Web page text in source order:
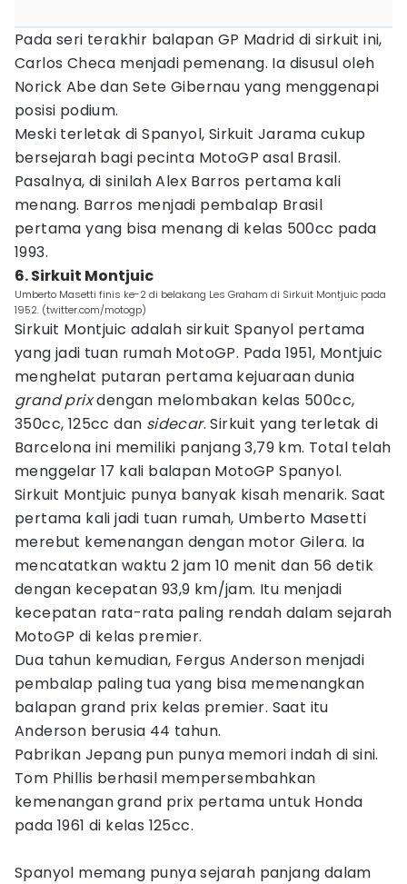
Pada seri terakhir balapan GP Madrid di sirkuit ini,
Carlos Checa menjadi pemenang. Ia disusul oleh
Norick Abe dan Sete Gibernau yang menggenapi
posisi podium.
Meski terletak di Spanyol, Sirkuit Jarama cukup
bersejarah bagi pecinta MotoGP asal Brasil.
Pasalnya, di sinilah Alex Barros pertama kali
menang. Barros menjadi pembalap Brasil
pertama yang bisa menang di kelas 500cc pada
1993.
6. Sirkuit Montjuic
Umberto Masetti finis ke-2 di belakang Les Graham di Sirkuit Montjuic pada
1952. (twitter.com/motogp)
Sirkuit Montjuic adalah sirkuit Spanyol pertama
yang jadi tuan rumah MotoGP. Pada 1951, Montjuic
menghelat putaran pertama kejuaraan dunia
grand prixdengan melombakan kelas 500cc,
350cc, 125cc dan sidecar. Sirkuit yang terletak di
Barcelona ini memiliki panjang 3,79 km. Total telah
menggelar 17 kali balapan MotoGP Spanyol.
Sirkuit Montjuic punya banyak kisah menarik. Saat
pertama kali jadi tuan rumah, Umberto Masetti
merebut kemenangan dengan motor Gilera. Ia
mencatatkan waktu 2 jam 10 menit dan 56 detik
dengan kecepatan 93,9 km/jam. Itu menjadi
kecepatan rata-rata paling rendah dalam sejarah
MotoGP di kelas premier.
Dua tahun kemudian, Fergus Anderson menjadi
pembalap paling tua yang bisa memenangkan
balapan grand prix kelas premier. Saat itu
Anderson berusia 44 tahun.
Pabrikan Jepang pun punya memori indah di sini.
Tom Phillis berhasil mempersembahkan
kemenangan grand prix pertama untuk Honda
pada 1961 di kelas 125cc.
Spanyol memang punya sejarah panjang dalam